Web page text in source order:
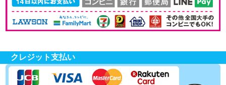
クレジット支払い